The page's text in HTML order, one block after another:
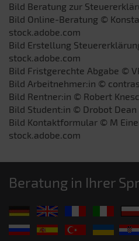
Bild Beratung zur
Bild Online-Beratung ©
stock.adobe.com
Bild Erstellung
stock.adobe.com
Bild Fristgerechte Abgabe ©
Bild Arbeitnehmer:in ©
Bild Rentner:in © Robert
Bild Student:in © Drobot Dean
Bild Kontaktformular © M
stock.adobe.com
Beratung in Ihrer